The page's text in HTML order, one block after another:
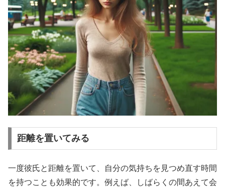
距離を置いてみる
一度彼氏と距離を置いて、自分の気持ちを見つめ直す時間
を持つことも効果的です。例えば、しばらくの間あえて会